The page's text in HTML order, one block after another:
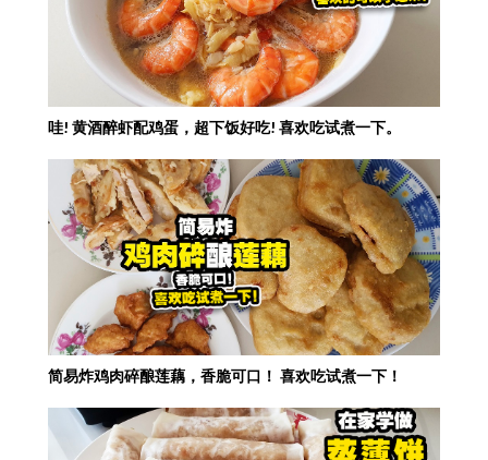
哇! 黄酒醉虾配鸡蛋，超下饭好吃! 喜欢吃试煮一下。
简易炸鸡肉碎酿莲藕，香脆可口！ 喜欢吃试煮一下！